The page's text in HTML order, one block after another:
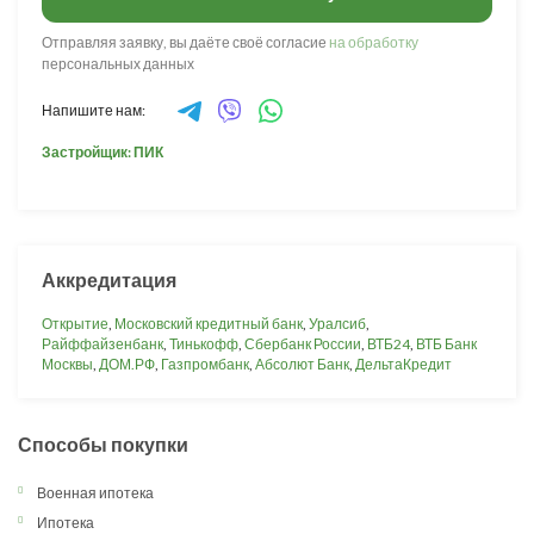
Отправляя заявку, вы даёте своё согласие на обработку
персональных данных
Напишите нам:
Застройщик: ПИК
Аккредитация
Открытие, Московский кредитный банк, Уралсиб,
Райффайзенбанк, Тинькофф, Сбербанк России, ВТБ24, ВТБ Банк
Москвы, ДОМ.РФ, Газпромбанк, Абсолют Банк, ДельтаКредит
Способы покупки
Военная ипотека
Ипотека